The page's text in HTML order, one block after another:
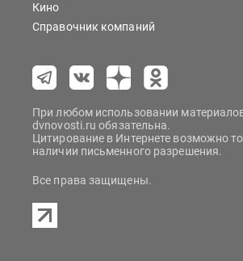
Кино
Справочник компаний
При любом использовании
dvnovosti.ru обязательна.
Цитирование в Интернете возможно
наличии письменного разрешения.
Все права защищены.